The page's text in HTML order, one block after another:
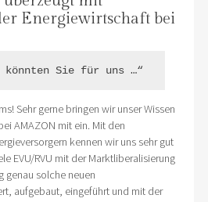
Energiewirtschaft bei
könnten Sie für uns …“
Sehr gerne bringen wir unser Wissen
AMAZON mit ein. Mit den
kennen wir uns sehr gut
EVU/RVU mit der Marktliberalisierung
genau solche neuen
aufgebaut, eingeführt und mit der